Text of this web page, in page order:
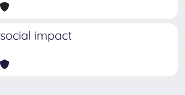
social impact